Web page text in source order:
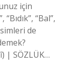
için
“Bıdık”, “Bal”,
de
| SÖZLÜK…